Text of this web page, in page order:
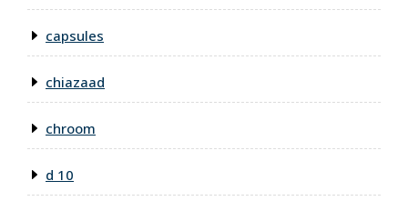
capsules
chiazaad
chroom
d 10